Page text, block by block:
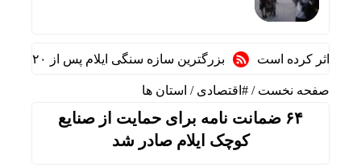
کرده است بزرگترین سازه سنگی ایلام پس از ۲۰ سال انتظار در هلیلان افتتاح می‌شود
صفحه نخست / #اقتصادی / استان ها
۶۴ ضمانت نامه برای حمایت از صنایع
کوچک ایلام صادر شد